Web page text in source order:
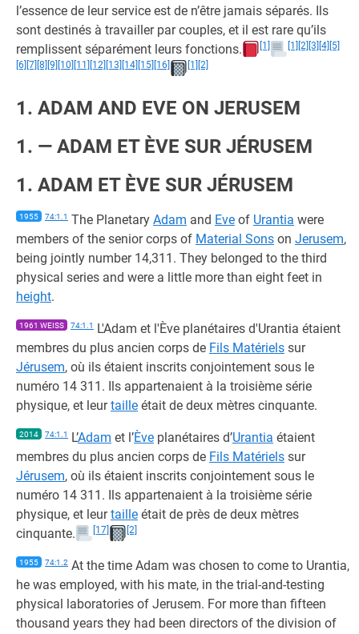
l’essence de leur service est de n’être jamais séparés. Ils
sont destinés à travailler par couples, et il est rare qu’ils
remplissent séparément leurs fonctions.
[1] [1] [2] [3] [4] [5]
[6] [7] [8] [9] [10] [11] [12] [13] [14] [15] [16] [1] [2]
1. ADAM AND EVE ON JERUSEM
1. — ADAM ET ÈVE SUR JÉRUSEM
1. ADAM ET ÈVE SUR JÉRUSEM
1955 74:1.1 The Planetary Adam and Eve of Urantia were
members of the senior corps of Material Sons on Jerusem,
being jointly number 14,311. They belonged to the third
physical series and were a little more than eight feet in
height.
1961 WEISS 74:1.1
L'Adam et l'Ève planétaires d'Urantia étaient
membres du plus ancien corps de Fils Matériels sur
Jérusem, où ils étaient inscrits conjointement sous le
numéro 14 311. Ils appartenaient à la troisième série
physique, et leurtaille était de deux mètres cinquante.
2014 74:1.1 L’Adam et l’Ève planétaires d’Urantia étaient
membres du plus ancien corps de Fils Matériels sur
Jérusem, où ils étaient inscrits conjointement sous le
numéro 14 311. Ils appartenaient à la troisième série
physique, et leurtaille était de près de deux mètres
cinquante.
[17] [2]
1955 74:1.2 At the time Adam was chosen to come to Urantia,
he was employed, with his mate, in the trial-and-testing
physical laboratories of Jerusem. For more than fifteen
thousand years they had been directors of the division of